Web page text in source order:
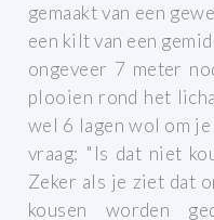
gemaakt van een
een kilt van een
ongeveer 7 meter
plooien rond het
wel 6 lagen wol om
vraag: "Is dat niet
Zeker als je ziet dat
kousen worden